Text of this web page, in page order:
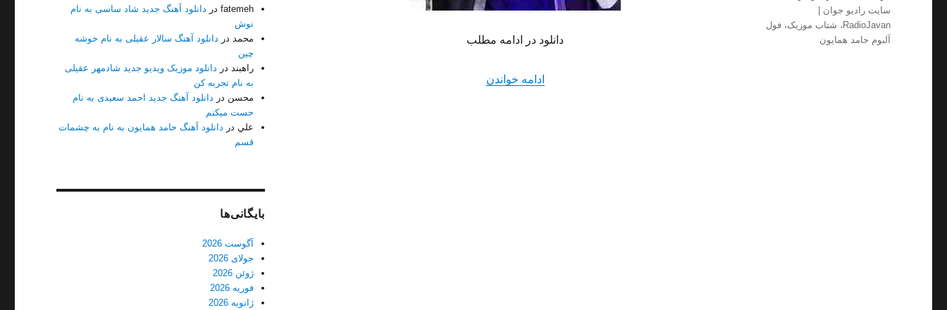
دانلود در ادامه مطلب
ادامه خواندن
سایت رادیو جوان |
RadioJavan ، شتاب موزیک،فول
آلبوم حامد همایون
fatemeh در دانلود آهنگ جدید شاد ساسی به نام
نوش
محمد در دانلود آهنگ سالار عقیلی به نام خوشه
چین
راهبند در دانلود موزیک ویدیو جدید شادمهر عقیلی
به نام تجربه کن
محسن در دانلود آهنگ جدید احمد سعیدی به نام
حست میکنم
علي در دانلود آهنگ حامد همایون به نام به چشمات
قسم
بایگانی‌ها
آگوست 2026
جولای 2026
ژوئن 2026
فوریه 2026
ژانویه 2026